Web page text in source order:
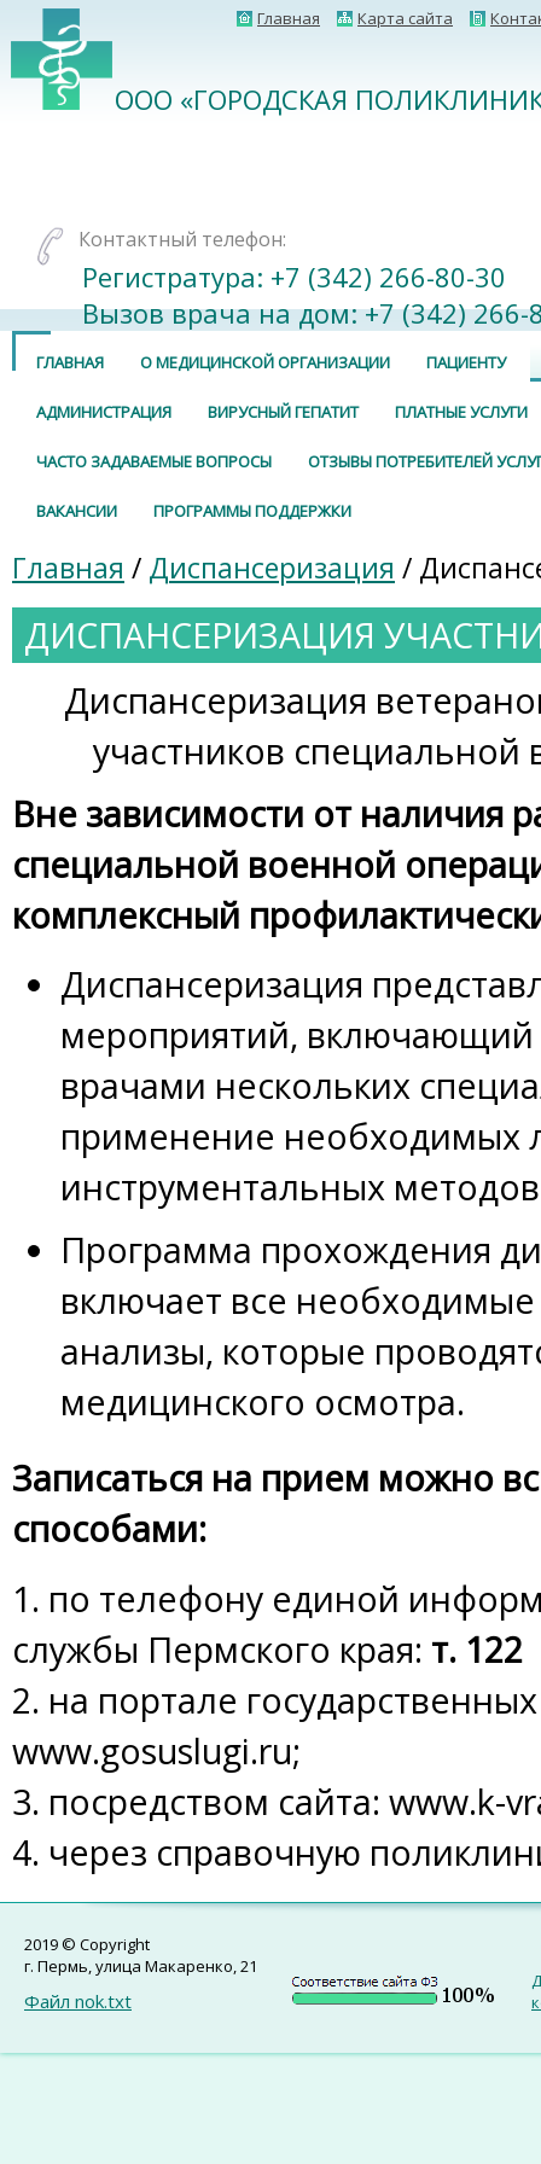
Главная Карта сайта
ООО «ГОРОДСКАЯ
Контактный телефон:
Регистратура: +7 (342) 266-80-
Вызов врача на дом: +7 (342) 266-
ГЛАВНАЯ О МЕДИЦИНСКОЙ ОРГАНИЗАЦИИ ПАЦИЕНТУ
АДМИНИСТРАЦИЯ ВИРУСНЫЙ ГЕПАТИТ ПЛАТНЫЕ УСЛУГИ
ЧАСТО ЗАДАВАЕМЫЕ ВОПРОСЫ ОТЗЫВЫ ПОТРЕБИТЕЛЕЙ
ВАКАНСИИ ПРОГРАММЫ ПОДДЕРЖКИ
Главная / Диспансеризация /
ДИСПАНСЕРИЗАЦИЯ
Диспансеризация
участников
Вне зависимости от наличия
специальной военной
комплексный
Диспансеризация
мероприятий,
врачами нескольких
применение необходимых
инструментальных
Программа прохождения
включает все
анализы, которые
медицинского осмотра.
Записаться на прием можно
способами:
1. по телефону единой
службы Пермского края: т. 122
2. на портале государственных
www.gosuslugi.ru;
3. посредством сайта: www.k-
4. через справочную
2019 © Copyright
г. Пермь, улица Макаренко, 21
Файл nok.txt